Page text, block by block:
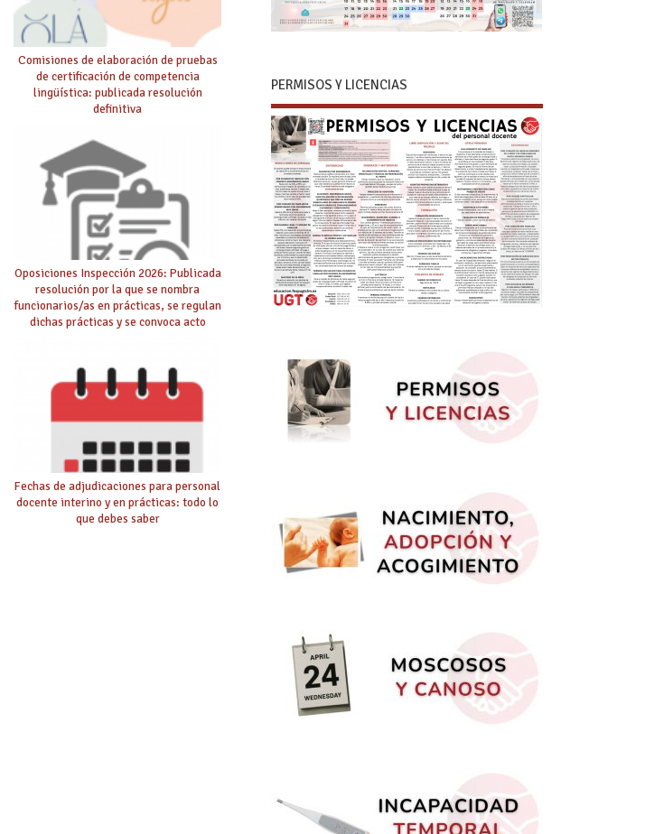
Comisiones de elaboración de pruebas
de certificación de competencia
lingüística: publicada resolución
definitiva
Oposiciones Inspección 2026: Publicada
resolución por la que se nombra
funcionarios/as en prácticas, se regulan
dichas prácticas y se convoca acto
Fechas de adjudicaciones para personal
docente interino y en prácticas: todo lo
que debes saber
PERMISOS Y LICENCIAS